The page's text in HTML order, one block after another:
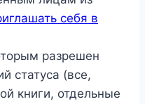
себя в
разрешен
статуса (все,
книги, отдельные